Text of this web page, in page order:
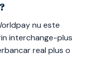
nu este
interchange-plus
real plus o